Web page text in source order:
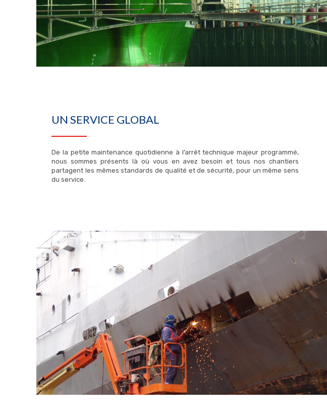
UN SERVICE GLOBAL
De la petite maintenance quotidienne à l’arrêt technique majeur programmé,
nous sommes présents là où vous en avez besoin et tous nos chantiers
partagent les mêmes standards de qualité et de sécurité, pour un même sens
du service.